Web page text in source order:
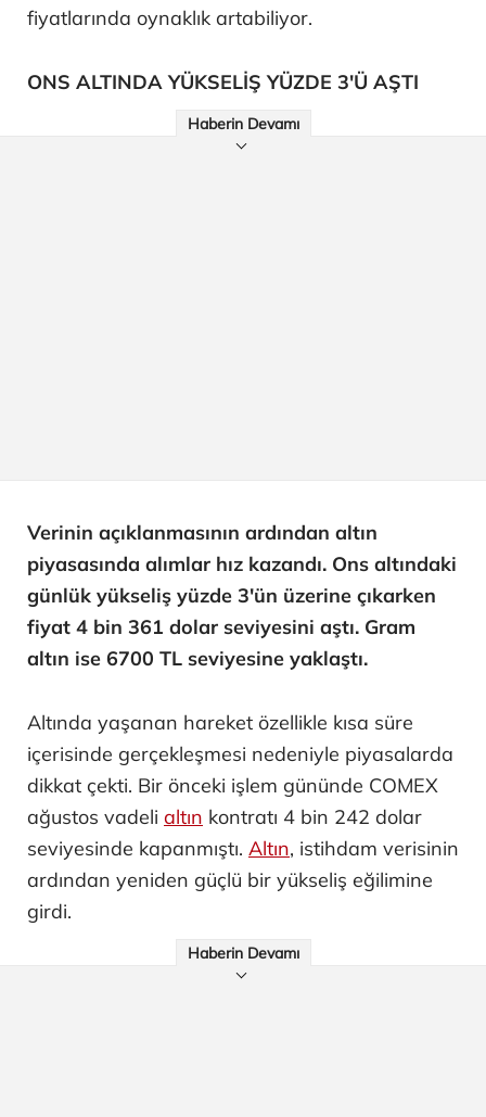
fiyatlarında oynaklık artabiliyor.
ONS ALTINDA YÜKSELİŞ YÜZDE 3'Ü AŞTI
Haberin Devamı
Verinin açıklanmasının ardından altın
piyasasında alımlar hız kazandı. Ons altındaki
günlük yükseliş yüzde 3'ün üzerine çıkarken
fiyat 4 bin 361 dolar seviyesini aştı. Gram
altın ise 6700 TL seviyesine yaklaştı.
Altında yaşanan hareket özellikle kısa süre
içerisinde gerçekleşmesi nedeniyle piyasalarda
dikkat çekti. Bir önceki işlem gününde COMEX
ağustos vadeli altın kontratı 4 bin 242 dolar
seviyesinde kapanmıştı. Altın, istihdam verisinin
ardından yeniden güçlü bir yükseliş eğilimine
girdi.
Haberin Devamı